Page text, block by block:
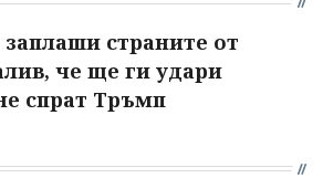
страните от
че ще ги удари
спрат Тръмп